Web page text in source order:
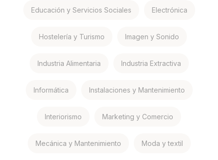
Educación y Servicios Sociales Electrónica
Hostelería y Turismo Imagen y Sonido
Industria Alimentaria Industria Extractiva
Informática Instalaciones y Mantenimiento
Interiorismo Marketing y Comercio
Mecánica y Mantenimiento Moda y textil